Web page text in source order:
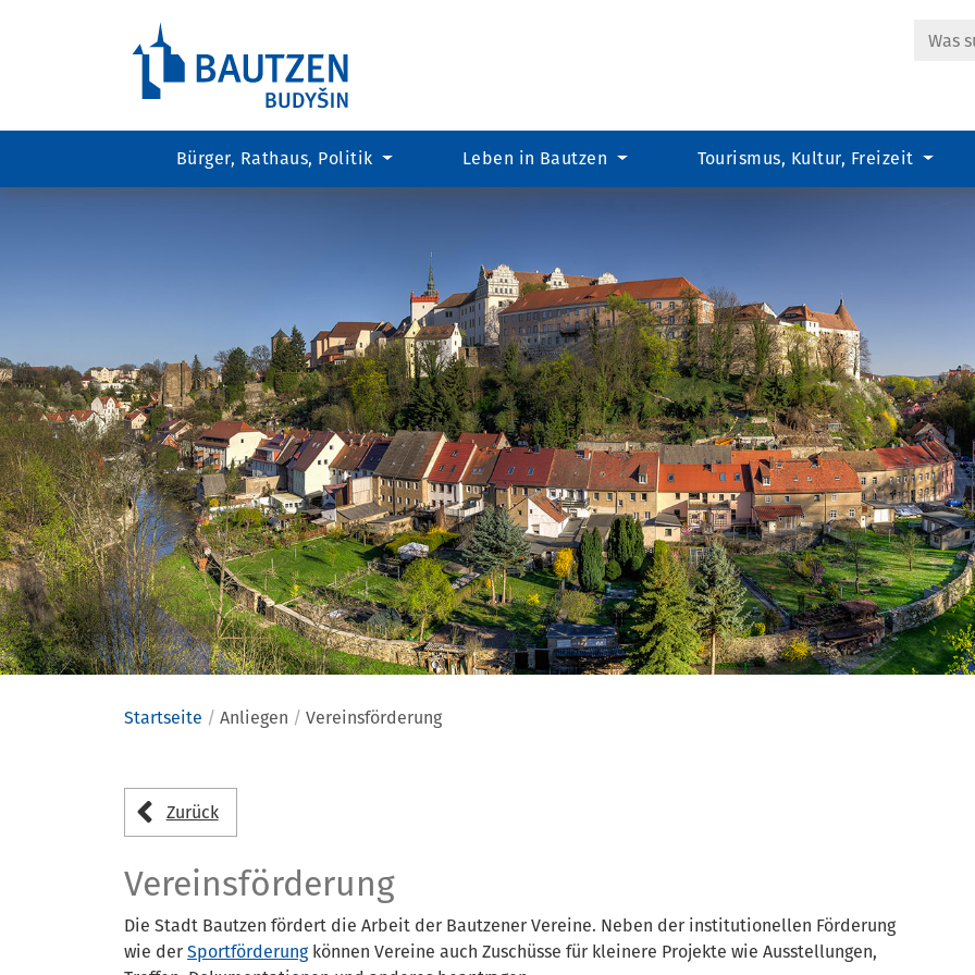
Hauptregion
Bürger, Rathaus, Politik Leben in Bautzen Tourismus, Kultur, Freizeit
Startseite Anliegen Vereinsförderung
Anliegen
Zurück
Vereinsförderung
Die Stadt Bautzen fördert die Arbeit der Bautzener Vereine. Neben der institutionellen Förderung
wie der Sportförderungkönnen Vereine auch Zuschüsse für kleinere Projekte wie Ausstellungen,